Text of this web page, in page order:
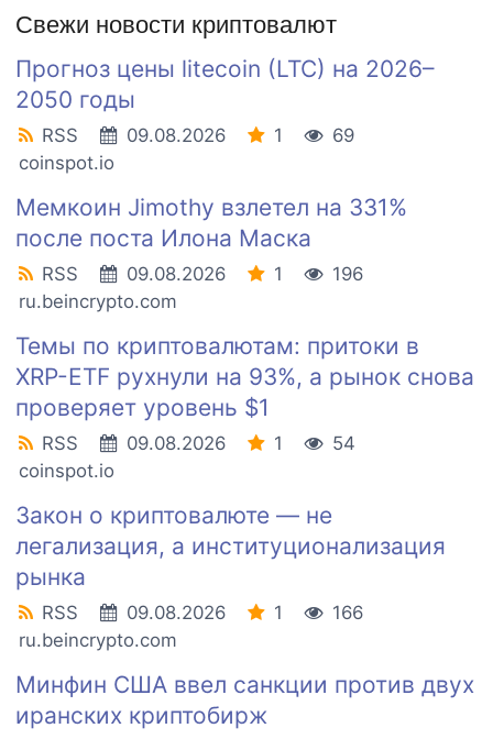
Свежи новости криптовалют
Прогноз цены litecoin (LTC) на 2026–
2050 годы
RSS 09.08.2026 1
69
coinspot.io
Мемкоин Jimothy взлетел на 331%
после поста Илона Маска
RSS 09.08.2026 1
196
ru.beincrypto.com
Темы по криптовалютам: притоки в
XRP-ETF рухнули на 93%, а рынок снова
проверяет уровень $1
RSS 09.08.2026 1
54
coinspot.io
Закон о криптовалюте — не
легализация, а институционализация
рынка
RSS 09.08.2026 1
166
ru.beincrypto.com
Минфин США ввел санкции против двух
иранских криптобирж